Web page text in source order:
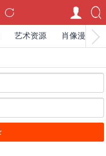
艺术资源 肖像漫画家